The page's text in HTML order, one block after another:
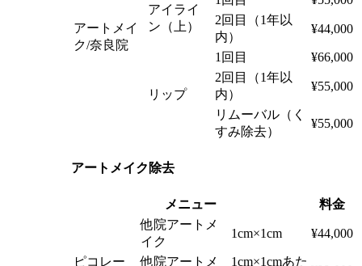
アートメイ
ク/奈良院
アイライ
ン（上）
2回目（1年以
内）
¥44,000
リップ
1回目
¥66,000
2回目（1年以
内）
¥55,000
リムーバル（く
すみ除去）
¥55,000
アートメイク除去
メニュー 料金
ピコレー
他院アートメ
イク
1cm×1cm ¥44,000
他院アートメ
1cm×1cmあた